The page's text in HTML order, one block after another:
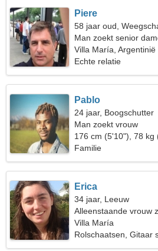
Piere
58 jaar oud,
Man zoekt senior
Villa María, Argentinië
Echte relatie
Pablo
24 jaar, Boogschutter
Man zoekt vrouw
176 cm (5'10"), 78 kg
Familie
Erica
34 jaar, Leeuw
Alleenstaande vrouw
Villa María
Rolschaatsen, Gitaar